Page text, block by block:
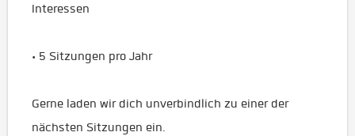
Interessen
• 5 Sitzungen pro Jahr
Gerne laden wir dich unverbindlich zu einer der
nächsten Sitzungen ein.